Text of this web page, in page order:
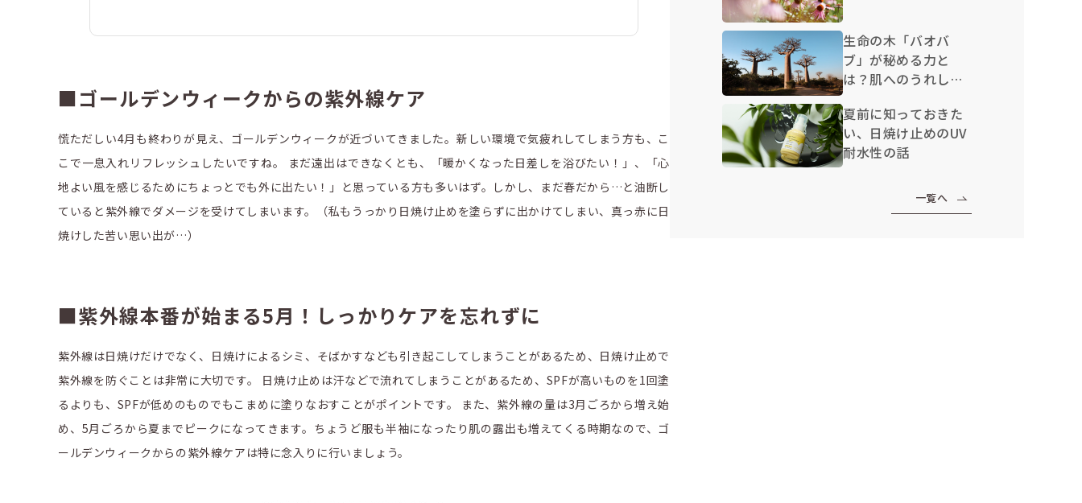
■ゴールデンウィークからの紫外線ケア
慌ただしい4月も終わりが見え、ゴールデンウィークが近づいてきました。新しい環境で気疲れしてしまう方も、こ
こで一息入れリフレッシュしたいですね。 まだ遠出はできなくとも、「暖かくなった日差しを浴びたい！」、「心
地よい風を感じるためにちょっとでも外に出たい！」と思っている方も多いはず。しかし、まだ春だから…と油断し
ていると紫外線でダメージを受けてしまいます。（私もうっかり日焼け止めを塗らずに出かけてしまい、真っ赤に日
焼けした苦い思い出が…）
■紫外線本番が始まる5月！しっかりケアを忘れずに
紫外線は日焼けだけでなく、日焼けによるシミ、そばかすなども引き起こしてしまうことがあるため、日焼け止めで
紫外線を防ぐことは非常に大切です。 日焼け止めは汗などで流れてしまうことがあるため、SPFが高いものを1回塗
るよりも、SPFが低めのものでもこまめに塗りなおすことがポイントです。 また、紫外線の量は3月ごろから増え始
め、5月ごろから夏までピークになってきます。ちょうど服も半袖になったり肌の露出も増えてくる時期なので、ゴ
ールデンウィークからの紫外線ケアは特に念入りに行いましょう。
生命の木「バオバ
ブ」が秘める力と
は？肌へのうれしい
夏前に知っておきた
い、日焼け止めのUV
耐水性の話
一覧へ